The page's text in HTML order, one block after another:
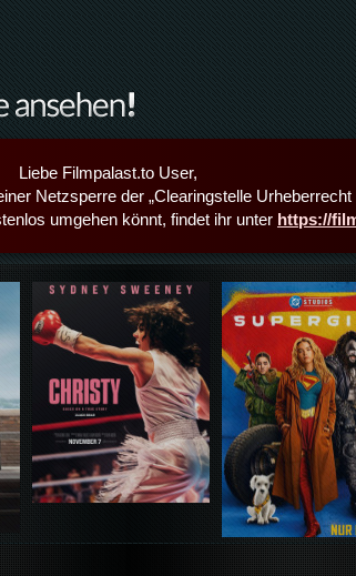
Liebe Filmpalast.to User,
Netzsperre der „Clearingstelle Urheberrecht
umgehen könnt, findet ihr unter https://
Details,Play Details,Play